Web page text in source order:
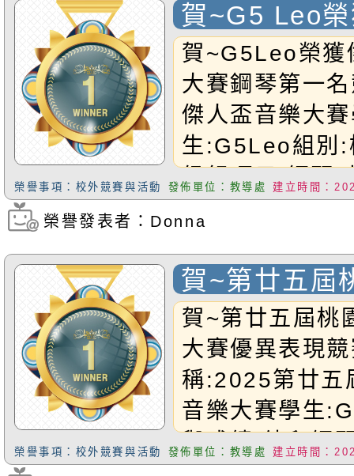
賀~G5 Leo
音樂大賽 鋼
賀~G5Leo榮獲
大賽鋼琴第一
傑人盃音樂大
生:G5Leo組別:
級組項目:鋼琴(
績:第一名恭禧
榮譽事項：校外競賽與活動 發佈單位：教導處 建立時間：
瀏覽次數：266
榮譽發表者：Donna
賀~第廿五屆
音樂大賽 優
9/15增新)
賀~第廿五屆桃
大賽優異表現
稱:2025第廿五
音樂大賽學生
與成績:幼兒鋼
榮譽事項：校外競賽與活動 發佈單位：教導處 建立時間：